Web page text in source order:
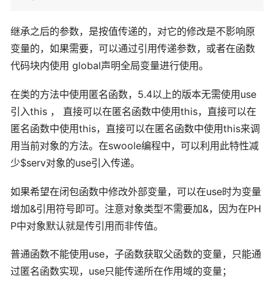
继承之后的参数，是按值传递的，对它的修改是不影响原
变量的，如果需要，可以通过引用传递参数，或者在函数
代码块内使用 global声明全局变量进行使用。
在类的方法中使用匿名函数，5.4以上的版本无需使用use
引入this ， 直接可以在匿名函数中使用this，直接可以在
匿名函数中使用this，直接可以在匿名函数中使用this来调
用当前对象的方法。在swoole编程中，可以利用此特性减
少$serv对象的use引入传递。
如果希望在闭包函数中修改外部变量，可以在use时为变量
增加&引用符号即可。注意对象类型不需要加&，因为在PH
P中对象默认就是传引用而非传值。
普通函数不能使用use，子函数获取父函数的变量，只能通
过匿名函数实现，use只能传递所在作用域的变量；